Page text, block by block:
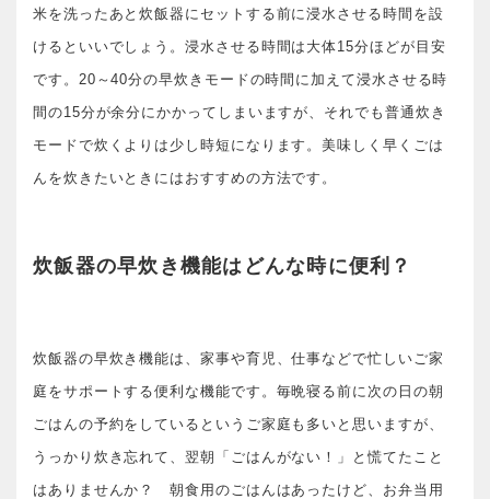
米を洗ったあと炊飯器にセットする前に浸水させる時間を設
けるといいでしょう。浸水させる時間は大体15分ほどが目安
です。20～40分の早炊きモードの時間に加えて浸水させる時
間の15分が余分にかかってしまいますが、それでも普通炊き
モードで炊くよりは少し時短になります。美味しく早くごは
んを炊きたいときにはおすすめの方法です。
炊飯器の早炊き機能はどんな時に便利？
炊飯器の早炊き機能は、家事や育児、仕事などで忙しいご家
庭をサポートする便利な機能です。毎晩寝る前に次の日の朝
ごはんの予約をしているというご家庭も多いと思いますが、
うっかり炊き忘れて、翌朝「ごはんがない！」と慌てたこと
はありませんか？ 朝食用のごはんはあったけど、お弁当用